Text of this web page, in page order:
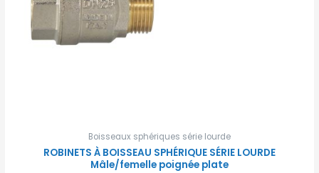
Boisseaux sphériques série lourde
ROBINETS À BOISSEAU SPHÉRIQUE SÉRIE LOURDE
Mâle/femelle poignée plate